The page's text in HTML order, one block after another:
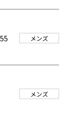
メンズ
メンズ